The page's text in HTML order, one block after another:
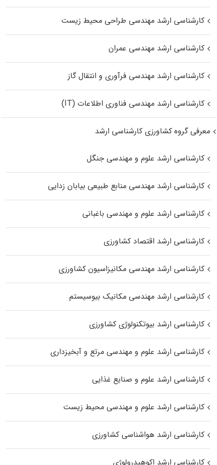
کارشناسی ارشد مهندسی طراحی محیط زیست
کارشناسی ارشد مهندسی عمران
کارشناسی ارشد مهندسی فرآوری و انتقال گاز
کارشناسی ارشد مهندسی فناوری اطلاعات (IT)
معرفی گروه کشاورزی کارشناسی ارشد
کارشناسی ارشد علوم و مهندسی جنگل
کارشناسی ارشد مهندسی منابع طبیعی بیابان زدایی
کارشناسی ارشد علوم و مهندسی باغبانی
کارشناسی ارشد اقتصاد کشاورزی
کارشناسی ارشد مهندسی مکانیزاسیون کشاورزی
کارشناسی ارشد مهندسی مکانیک بیوسیستم
کارشناسی ارشد بیوتکنولوژی کشاورزی
کارشناسی ارشد علوم و مهندسی مرتع و آبخیزداری
کارشناسی ارشد علوم و صنایع غذایی
کارشناسی ارشد علوم و مهندسی محیط زیست
کارشناسی ارشد هواشناسی کشاورزی
کارشناسی ارشد اکوهیدرولوژی